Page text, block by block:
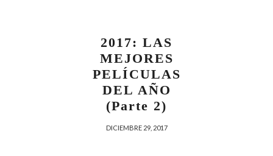
2017: LAS
MEJORES
PELÍCULAS
DEL AÑO
(Parte 2)
DICIEMBRE 29, 2017